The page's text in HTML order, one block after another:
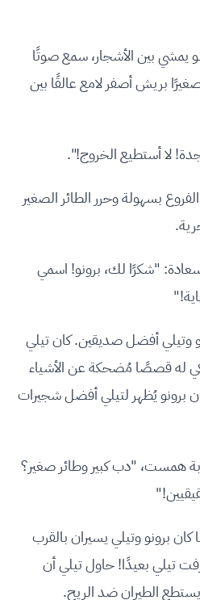
يمشي بين الأشجار، سمع صوتًا
بريش أصفر لامع عالقًا بين
لا أستطيع الخروج!".
الفروع بسهولة وحرر الطائر الصغير
"شكرًا لك، برونو! اسمي
وتيلي أفضل صديقين. كان تيلي
له قصصًا مُضحكة عن الأشياء
برونو يُظهر لتيلي أفضل شجيرات
همست، "دب كبير وطائر صغير؟
كان برونو وتيلي يسيران بالقرب
تيلي بعيدًا! حاول تيلي أن
الطيران ضد الريح.